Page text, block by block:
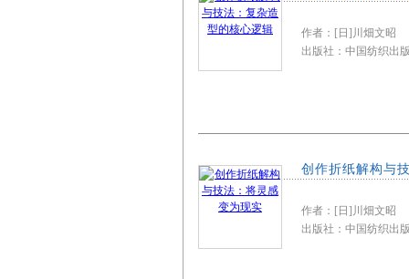
作者：[日]川畑文昭
出版社：中国纺织
创作折纸解构与
作者：[日]川畑文昭
出版社：中国纺织